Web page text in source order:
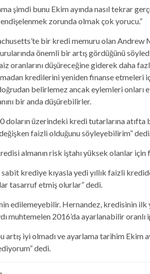
şimdi bunu Ekim ayında nasıl tekrar
zorunda olmak çok yorucu.”
bir kredi memuru olan Andrew
önemli bir artış gördüğünü söyledi.
oranlarını düşüreceğine giderek daha
kredilerini yeniden finanse etmeleri
belirlemez ancak eylemleri onları
bir anda düşürebilirler.
doların üzerindeki kredi tutarlarına atıfta
değişken faizli olduğunu söyleyebilirim”
almanın risk iştahı yüksek olanlar
sabit krediye kıyasla yedi yıllık faizli
tasarruf etmiş olurlar” dedi.
edilemeyebilir. Hernandez, kredisinin ilk
muhtemelen 2016’da ayarlanabilir
artış iyi olmadı ve ayarlama tarihim Ekim
dedi.